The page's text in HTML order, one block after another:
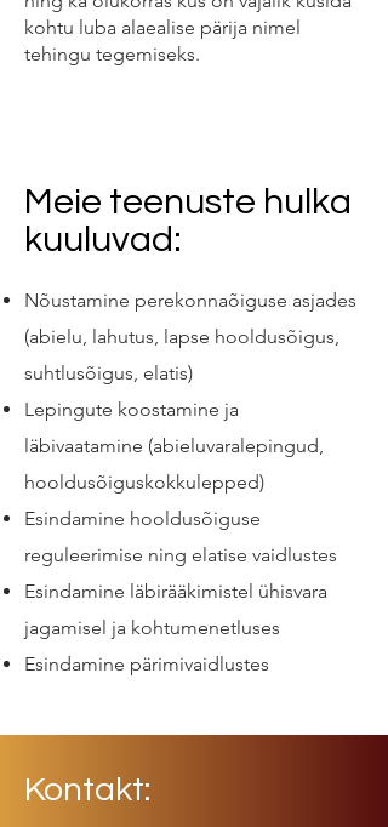
kohtu luba alaealise pärija nimel
tehingu tegemiseks.
Meie teenuste hulka
kuuluvad:
Nõustamine perekonnaõiguse asjades
(abielu, lahutus, lapse hooldusõigus,
suhtlusõigus, elatis)
Lepingute koostamine ja
läbivaatamine (abieluvaralepingud,
hooldusõiguskokkulepped)
Esindamine hooldusõiguse
reguleerimise ning elatise vaidlustes
Esindamine läbirääkimistel ühisvara
jagamisel ja kohtumenetluses
Esindamine pärimivaidlustes
Kontakt: